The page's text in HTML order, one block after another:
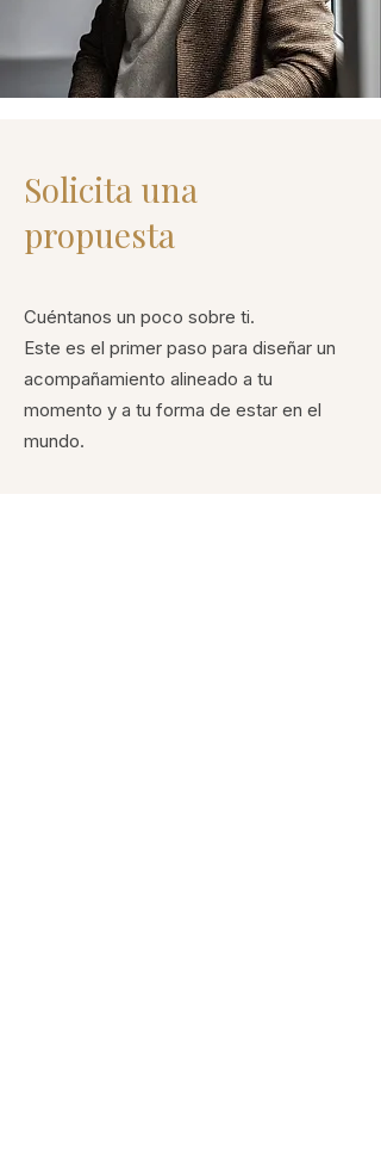
Solicita una
propuesta
Cuéntanos un poco sobre ti.
Este es el primer paso para diseñar un
acompañamiento alineado a tu
momento y a tu forma de estar en el
mundo.